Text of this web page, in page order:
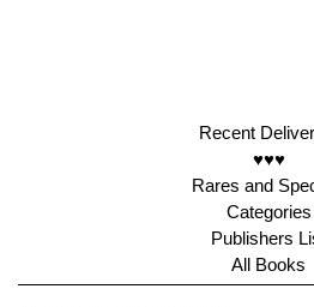
Recent
♥♥♥
Rares and
Categories
Publishers
All Books